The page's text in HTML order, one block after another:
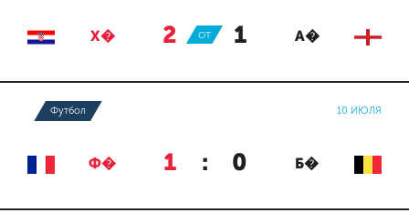
Х� 2 : 1 А�
ОТ
Футбол 10 ИЮЛЯ
Ф� 1 : 0 Б�